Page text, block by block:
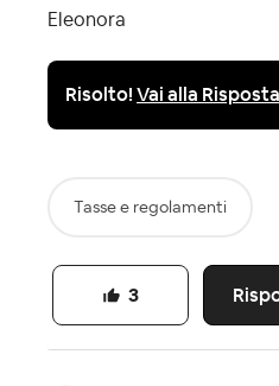
Eleonora
Risolto!Vai alla
Tasse e regolamenti
3